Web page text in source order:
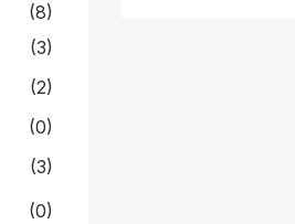
(8)
(3)
(2)
(0)
(3)
(0)